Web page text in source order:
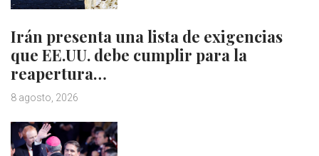
Irán presenta una lista de exigencias
que EE.UU. debe cumplir para la
reapertura…
8 agosto, 2026